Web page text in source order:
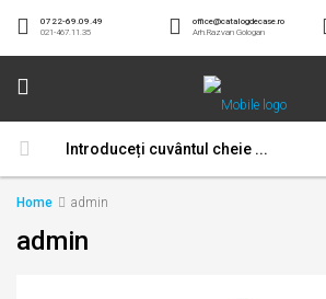
office@catalogdecase.ro
Arh.Razvan Gologan
0722-69.09.49
021-467.11.35
Home admin
admin